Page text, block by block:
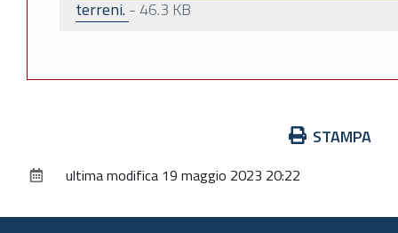
terreni.- 46.3 KB
documento
STAMPA
ultima modifica 19 maggio 2023 20:22